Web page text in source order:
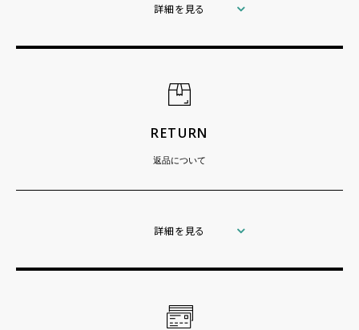
詳細を見る
RETURN
返品について
詳細を見る